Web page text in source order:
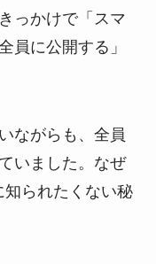
っかけで「スマ
員に公開する」
ながらも、全員
いました。なぜ
知られたくない秘